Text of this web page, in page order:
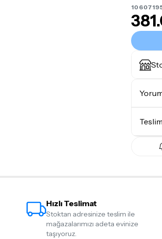
Hızlı Teslimat
Stoktan adresinize teslim ile
mağazalarımızı adeta evinize
taşıyoruz.